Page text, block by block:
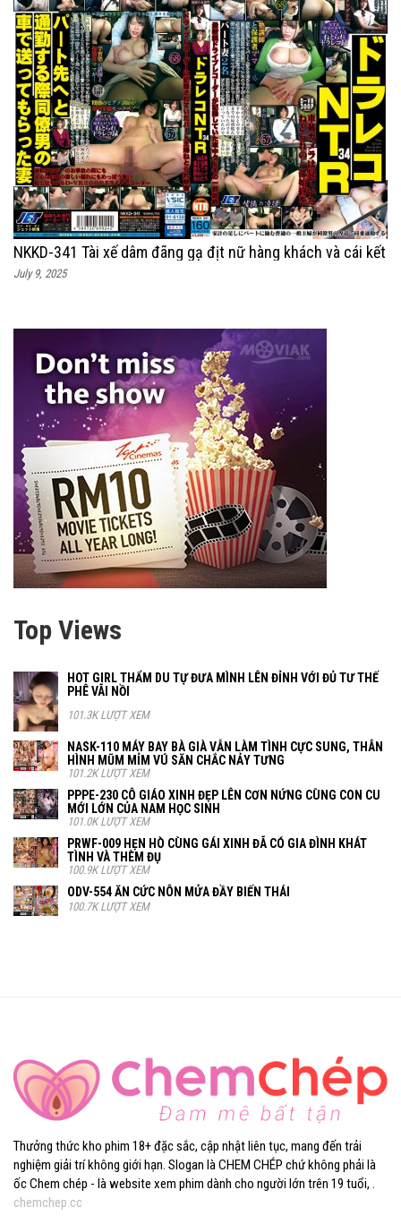
NKKD-341 Tài xế dâm đãng gạ địt nữ hàng khách và cái kết
July 9, 2025
Top Views
HOT GIRL THẨM DU TỰ ĐƯA MÌNH LÊN ĐỈNH VỚI ĐỦ TƯ THẾ
PHÊ VÃI NỒI
101.3K LƯỢT XEM
NASK-110 MÁY BAY BÀ GIÀ VẪN LÀM TÌNH CỰC SUNG, THÂN
HÌNH MŨM MỈM VÚ SĂN CHẮC NẢY TƯNG
101.2K LƯỢT XEM
PPPE-230 CÔ GIÁO XINH ĐẸP LÊN CƠN NỨNG CÙNG CON CU
MỚI LỚN CỦA NAM HỌC SINH
101.0K LƯỢT XEM
PRWF-009 HẸN HÒ CÙNG GÁI XINH ĐÃ CÓ GIA ĐÌNH KHÁT
TÌNH VÀ THÈM ĐỤ
100.9K LƯỢT XEM
ODV-554 ĂN CỨC NÔN MỬA ĐẦY BIẾN THÁI
100.7K LƯỢT XEM
Thưởng thức kho phim 18+ đặc sắc, cập nhật liên tục, mang đến trải
nghiệm giải trí không giới hạn. Slogan là CHEM CHÉP chứ không phải là
ốc Chem chép - là website xem phim dành cho người lớn trên 19 tuổi, .
chemchep.cc